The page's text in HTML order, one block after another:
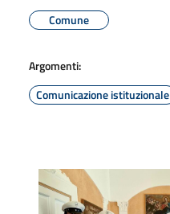
Comune
Argomenti:
Comunicazione istituzionale